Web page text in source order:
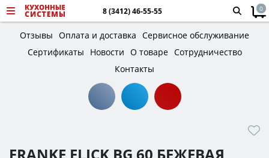
8 (3412) 46-55-55 0
Отзывы Оплата и доставка Сервисное обслуживание
Сертификаты
Новости О товаре Сотрудничество
Контакты